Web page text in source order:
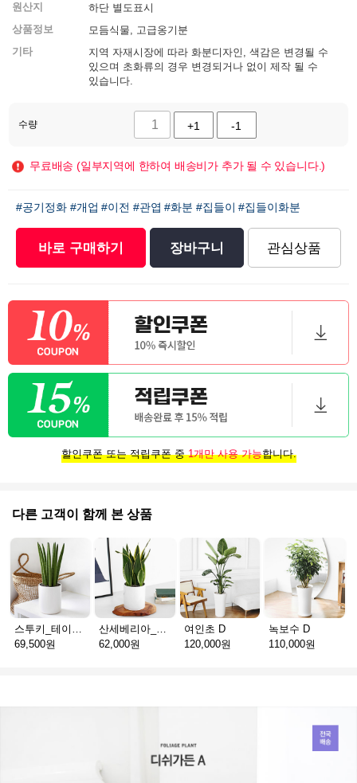
원산지
하단 별도표시
상품정보
모듬식물, 고급옹기분
기타
지역 자재시장에 따라 화분디자인, 색감은 변경될 수
있으며 초화류의 경우 변경되거나 없이 제작 될 수
있습니다.
수량 +1 -1
무료배송 (일부지역에 한하여 배송비가 추가 될 수 있습니다.)
#공기정화 #개업 #이전 #관엽 #화분 #집들이 #집들이화분
바로 구매하기 장바구니 관심상품
할인쿠폰 또는 적립쿠폰 중1개만 사용 가능합니다.
다른 고객이 함께 본 상품
69,500원
62,000원
여인초 D
120,000원
녹보수 D
110,000원